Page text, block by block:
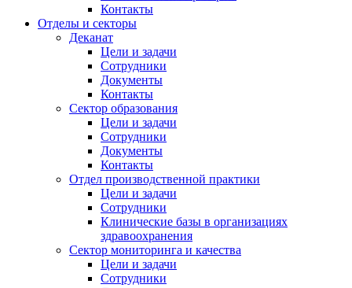
Контакты
Отделы и секторы
Деканат
Цели и задачи
Сотрудники
Документы
Контакты
Сектор образования
Цели и задачи
Сотрудники
Документы
Контакты
Отдел производственной практики
Цели и задачи
Сотрудники
Клинические базы в организациях
здравоохранения
Сектор мониторинга и качества
Цели и задачи
Сотрудники